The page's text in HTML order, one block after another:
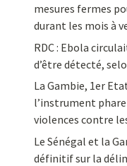
mesures fermes
durant les mois à
RDC : Ebola
d’être détecté,
La Gambie, 1er
l’instrument
violences contre
Le Sénégal et la
définitif sur la